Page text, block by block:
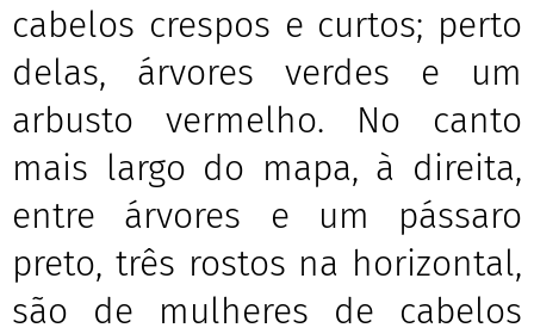
cabelos crespos e curtos; perto
delas, árvores verdes e um
arbusto vermelho. No canto
mais largo do mapa, à direita,
entre árvores e um pássaro
preto, três rostos na horizontal,
são de mulheres de cabelos